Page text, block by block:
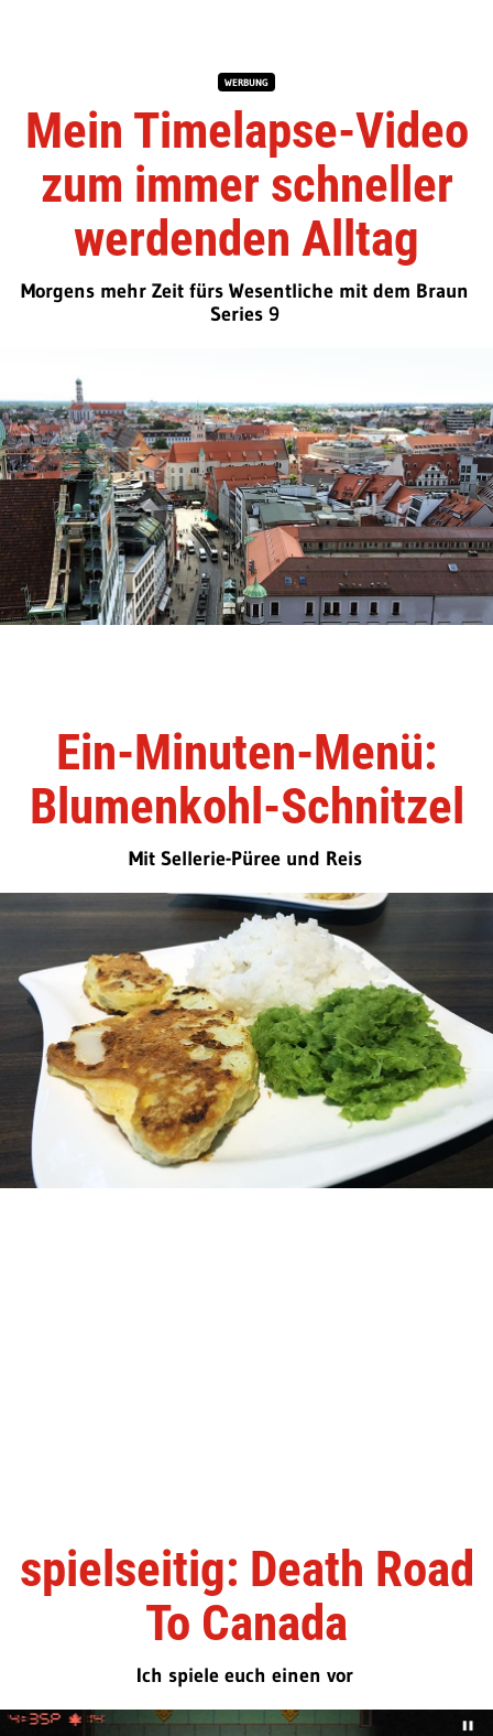
WERBUNG
Mein Timelapse-Video
zum immer schneller
werdenden Alltag
Morgens mehr Zeit fürs Wesentliche mit dem Braun
Series 9
Ein-Minuten-Menü:
Blumenkohl-Schnitzel
Mit Sellerie-Püree und Reis
spielseitig: Death Road
To Canada
Ich spiele euch einen vor